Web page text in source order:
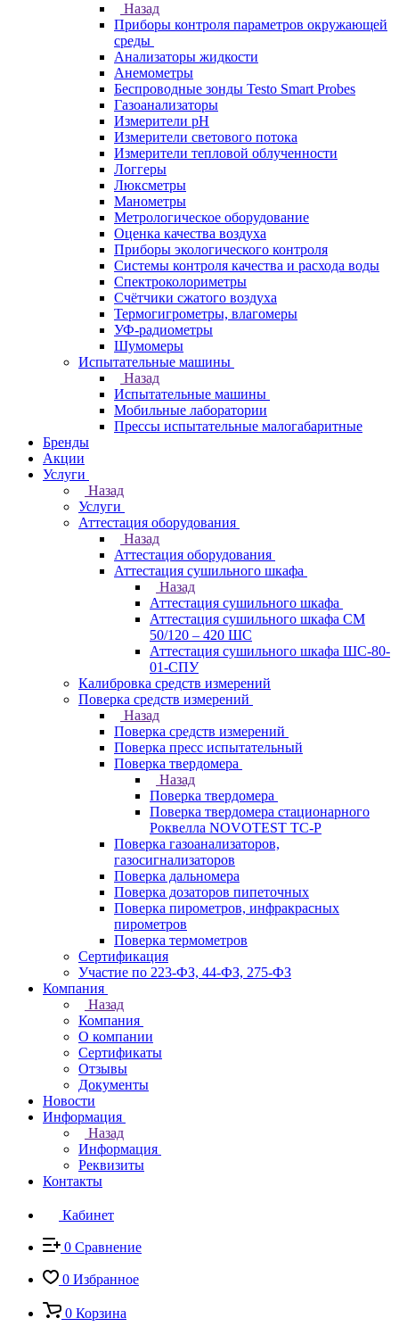
Назад
Приборы контроля параметров окружающей
среды
Анализаторы жидкости
Анемометры
Беспроводные зонды Testo Smart Probes
Газоанализаторы
Измерители pH
Измерители светового потока
Измерители тепловой облученности
Логгеры
Люксметры
Манометры
Метрологическое оборудование
Оценка качества воздуха
Приборы экологического контроля
Системы контроля качества и расхода воды
Спектроколориметры
Счётчики сжатого воздуха
Термогигрометры, влагомеры
УФ-радиометры
Шумомеры
Испытательные машины
Назад
Испытательные машины
Мобильные лаборатории
Прессы испытательные малогабаритные
Бренды
Акции
Услуги
Назад
Услуги
Аттестация оборудования
Назад
Аттестация оборудования
Аттестация сушильного шкафа
Назад
Аттестация сушильного шкафа
Аттестация сушильного шкафа СМ
50/120 – 420 ШС
Аттестация сушильного шкафа ШС-80-
01-СПУ
Калибровка средств измерений
Поверка средств измерений
Назад
Поверка средств измерений
Поверка пресс испытательный
Поверка твердомера
Назад
Поверка твердомера
Поверка твердомера стационарного
Роквелла NOVOTEST TС-Р
Поверка газоанализаторов,
газосигнализаторов
Поверка дальномера
Поверка дозаторов пипеточных
Поверка пирометров, инфракрасных
пирометров
Поверка термометров
Сертификация
Участие по 223-ФЗ, 44-ФЗ, 275-ФЗ
Компания
Назад
Компания
О компании
Сертификаты
Отзывы
Документы
Новости
Информация
Назад
Информация
Реквизиты
Контакты
Кабинет
0 Сравнение
0 Избранное
0 Корзина